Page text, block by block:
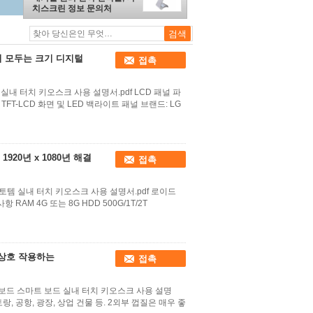
치스크린 정보 문의처
모두는 크기 디지털 접촉
내 터치 키오스크 사용 설명서.pdf LCD 패널 파
LCD 화면 및 LED 백라이트 패널 브랜드: LG
년 x 1080년 해결 접촉
템 실내 터치 키오스크 사용 설명서.pdf 로이드
항 RAM 4G 또는 8G HDD 500G/1T/2T
호 작용하는 접촉
드 스마트 보드 실내 터치 키오스크 사용 설명
, 공항, 광장, 상업 건물 등. 2외부 껍질은 매우 좋